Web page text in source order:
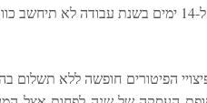
בחל"ת ארוכה יותר, התקופה שמעבר ל-14 ימים
, על פי סעיף 2(5) לחוק פיצויי הפיטורים